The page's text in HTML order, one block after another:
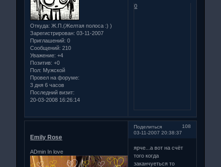
Откуда: Ж.П.(Желтая полоса :) )
Зарегистрирован: 03-11-2007
Приглашений: 0
Сообщений: 210
Уважение: +4
Позитив: +0
Пол: Мужской
Провел на форуме:
3 дня 6 часов
Последний визит:
20-03-2008 16:26:14
0
Поделиться
108
03-11-2007 20:38:37
Emily Rose
ADmin In love
ярче...а вот на счёт
того когда
заканчуеться то